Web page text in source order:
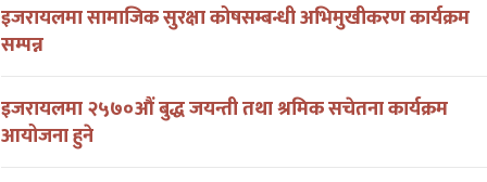
इजरायलमा सामाजिक सुरक्षा कोषसम्बन्धी अभिमुखीकरण कार्यक्रम
सम्पन्न
इजरायलमा २५७०औं बुद्ध जयन्ती तथा श्रमिक सचेतना कार्यक्रम
आयोजना हुने